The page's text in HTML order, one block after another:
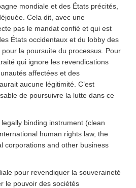
mondiale et des États précités,
Cela dit, avec une
pas le mandat confié et qui est
États occidentaux et du lobby des
la poursuite du processus. Pour
qui ignore les revendications
affectées et des
aucune légitimité. C’est
de poursuivre la lutte dans ce
binding instrument (clean
human rights law, the
corporations and other business
pour revendiquer la souveraineté
le pouvoir des sociétés